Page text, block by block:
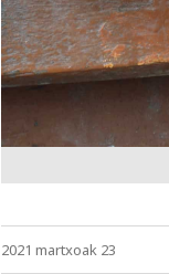
2021 martxoak 23